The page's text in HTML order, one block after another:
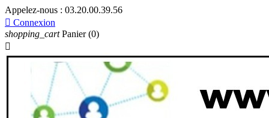
Appelez-nous : 03.20.00.39.56
 Connexion
shopping_cart Panier (0)
